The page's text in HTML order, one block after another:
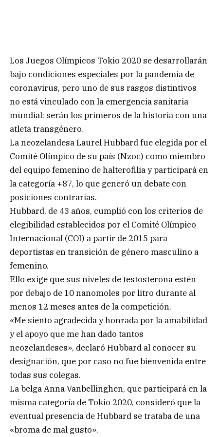
Los Juegos Olímpicos Tokio 2020 se desarrollarán
bajo condiciones especiales por la pandemia de
coronavirus, pero uno de sus rasgos distintivos
no está vinculado con la emergencia sanitaria
mundial: serán los primeros de la historia con una
atleta transgénero.
La neozelandesa Laurel Hubbard fue elegida por el
Comité Olímpico de su país (Nzoc) como miembro
del equipo femenino de halterofilia y participará en
la categoría +87, lo que generó un debate con
posiciones contrarias.
Hubbard, de 43 años, cumplió con los criterios de
elegibilidad establecidos por el Comité Olímpico
Internacional (COI) a partir de 2015 para
deportistas en transición de género masculino a
femenino.
Ello exige que sus niveles de testosterona estén
por debajo de 10 nanomoles por litro durante al
menos 12 meses antes de la competición.
«Me siento agradecida y honrada por la amabilidad
y el apoyo que me han dado tantos
neozelandeses», declaró Hubbard al conocer su
designación, que por caso no fue bienvenida entre
todas sus colegas.
La belga Anna Vanbellinghen, que participará en la
misma categoría de Tokio 2020, consideró que la
eventual presencia de Hubbard se trataba de una
«broma de mal gusto».